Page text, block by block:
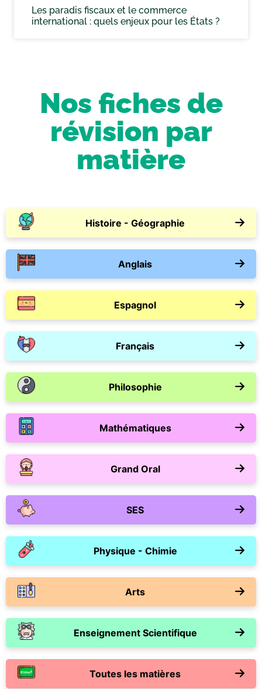
Les paradis fiscaux et le commerce
international : quels enjeux pour les États ?
Nos fiches de
révision par
matière
Histoire - Géographie
Anglais
Espagnol
Français
Philosophie
Mathématiques
Grand Oral
SES
Physique - Chimie
Arts
Enseignement Scientifique
Toutes les matières